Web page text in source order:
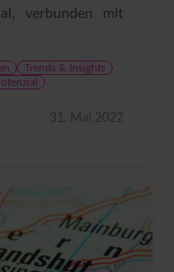
verbunden mit
Trends & Insights
31. Mai 2022